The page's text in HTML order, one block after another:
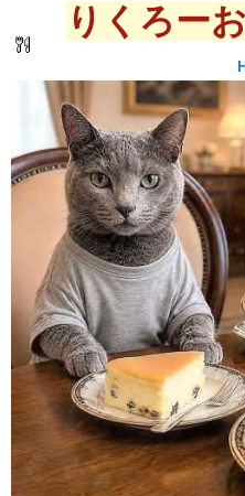
りくろー